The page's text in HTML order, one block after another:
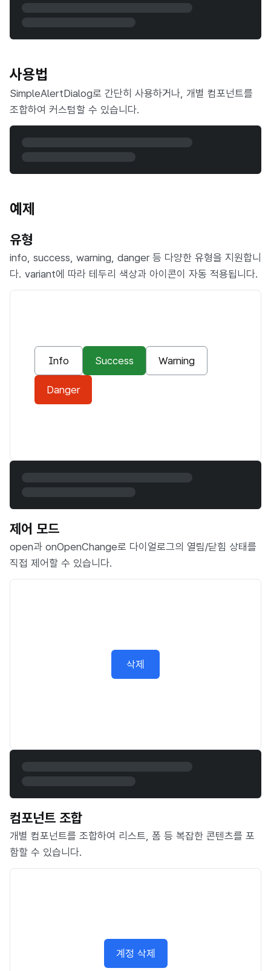
사용법
SimpleAlertDialog로 간단히 사용하거나, 개별 컴포넌트를
조합하여 커스텀할 수 있습니다.
예제
유형
info, success, warning, danger 등 다양한 유형을 지원합니
다. variant에 따라 테두리 색상과 아이콘이 자동 적용됩니다.
Info Success Warning
Danger
제어 모드
open과 onOpenChange로 다이얼로그의 열림/닫힘 상태를
직접 제어할 수 있습니다.
삭제
컴포넌트 조합
개별 컴포넌트를 조합하여 리스트, 폼 등 복잡한 콘텐츠를 포
함할 수 있습니다.
계정 삭제